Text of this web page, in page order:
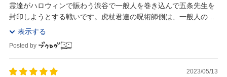
霊達がハロウィンで賑わう渋谷で一般人を巻き込んで五条先生を
封印しようとする戦いです。虎杖君達の呪術師側は、一般人の救
出ほか事態の解決に向かいますが……。 感想として...
表示する
Posted by
2023/05/13